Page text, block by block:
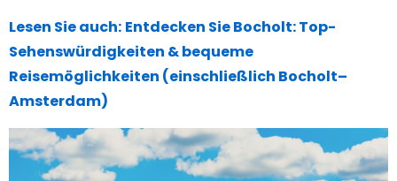
Lesen Sie auch: Entdecken Sie Bocholt: Top-
Sehenswürdigkeiten & bequeme
Reisemöglichkeiten (einschließlich Bocholt–
Amsterdam)